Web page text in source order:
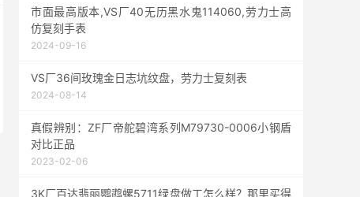
市面最高版本,VS厂40无历黑水鬼114060,劳力士高
仿复刻手表
2024-09-16
VS厂36间玫瑰金日志坑纹盘，劳力士复刻表
2024-08-14
真假辨别：ZF厂帝舵碧湾系列M79730-0006小钢盾
对比正品
2023-02-06
3K厂百达翡丽鹦鹉螺5711绿盘做工怎么样？那里买得